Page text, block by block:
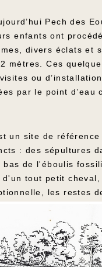
Pech des
enfants ont
divers éclats et
mètres. Ces
ou
par le point
un site de
: des sépultures
de l'éboulis
tout petit
les restes